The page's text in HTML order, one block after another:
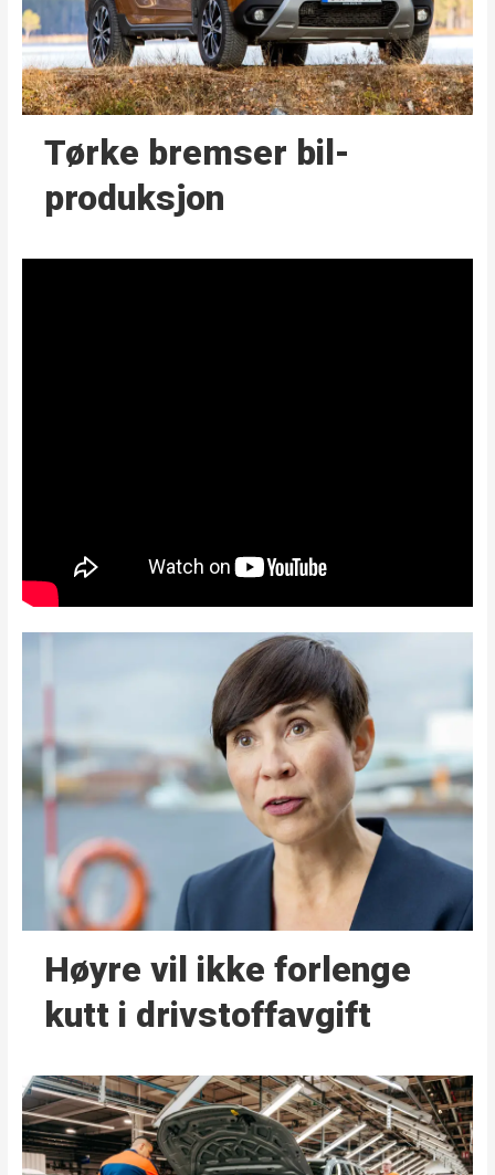
Tørke bremser bil­
produksjon
Høyre vil ikke forlenge
kutt i drivstoffavgift